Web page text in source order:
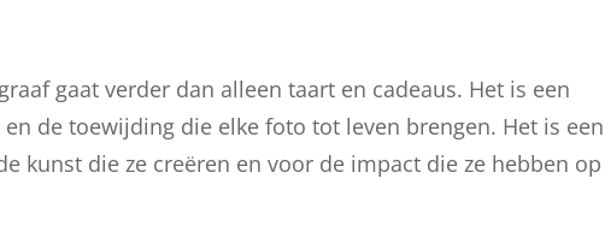
gaat verder dan alleen taart en cadeaus. Het is een
de toewijding die elke foto tot leven brengen. Het is een
kunst die ze creëren en voor de impact die ze hebben op